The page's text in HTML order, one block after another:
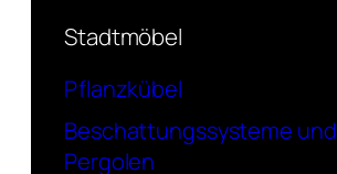
Stadtmöbel
Pflanzkübel
Beschattungssysteme und
Pergolen